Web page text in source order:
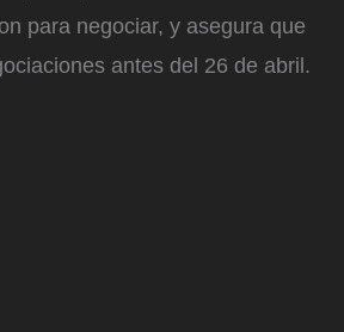
para negociar, y asegura que
antes del 26 de abril.